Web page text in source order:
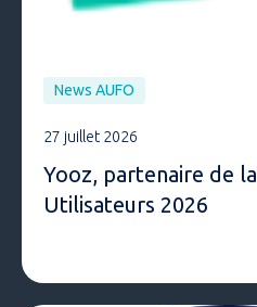
News AUFO
27 juillet 2026
Yooz, partenaire de
Utilisateurs 2026